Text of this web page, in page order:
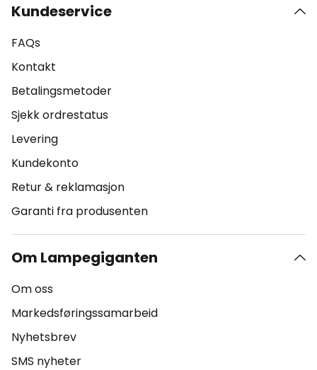
Kundeservice
FAQs
Kontakt
Betalingsmetoder
Sjekk ordrestatus
Levering
Kundekonto
Retur & reklamasjon
Garanti fra produsenten
Om Lampegiganten
Om oss
Markedsføringssamarbeid
Nyhetsbrev
SMS nyheter